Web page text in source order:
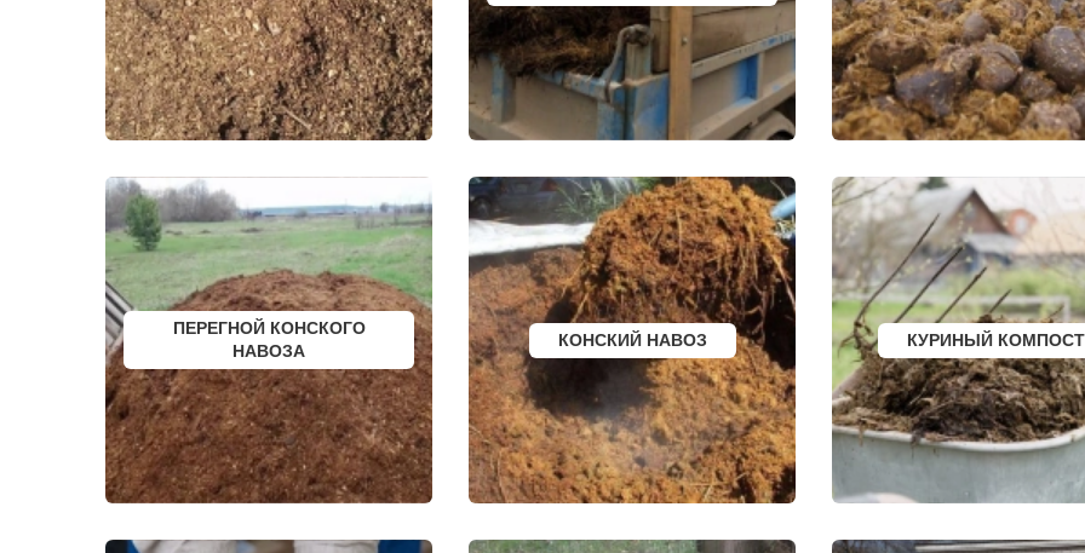
ДОМОДЕДОВО
ДОРОХОВО
ДРЕЗНА
ДРУЖБА
ДУБКИ
ДУБНА
ДУБОВАЯ РОЩА
ЖЕЛЕЗНОДОРОЖНЫЙ
ЖИЛЕВО
ЖУКОВСКИЙ
ЗАГОРЯНСКИЙ
ЗАПРУДНЯ
ЗАРАЙСК
ЗАРЕЧЬЕ
ЗВЕНИГОРОД
ЗЕЛЕНОГРАД
ЗЕЛЕНОГРАДСКИЙ
ЗНАМЯ ОКТЯБРЯ
ИВАНТЕЕВКА
ИКША
ИСТРА
КАЛИНИНЕЦ
КАШИРА
КИЕВСКИЙ
КЛИМОВСК
КЛЯЗЬМА
СОЛНЕЧНОГОРСК
СОЛНЦЕВО
СОФРИНО
СОФЬИНО
СТАРАЯ КУПАВНА
СТАРБЕЕВО
СТАРЫЙ ГОРОДОК
СТУПИНО
СХОДНЯ
СЫЧЕВО
ТАЛДОМ
ТЕКСТИЛЬЩИК
ТЕМПЫ
ТИШКОВО
ТОМИЛИНО
ТРОИЦК
ТРОИЦКОЕ
ТУГОЛЕССКИЙ БОР
ТУПИКОВО
ТУЧКОВО
УВАРОВКА
УДЕЛЬНАЯ
УЗУНОВО
УСПЕНСКОЕ
ФИРСАНОВКА
ФОСФОРИТНЫЙ
АНГАРСК
СТЕРЛИТАМАК
ГРЯЗИ
ДНО
ТЕМРЮК
ЛУГА
БАТАЙСК
РЫБИНСК
СЛАВЯНСК НА КУБАНИ
ТУЙМАЗЫ
МУРОМ
СЫЗРАНЬ
ПУШКИН
ВСЕВОЛОЖСК
АРЗАМАС
АРМАВИР
СЛАНЦЫ
ПЛАСТ
САФОНОВО
БИЙСК
ВОЛГОДОНСК
ТИХОРЕЦК
КИНГИСЕПП
ТИМАШЕВСК
ГАТЧИНА
ГУЛЬКЕВИЧИ
БАЛАШОВ
ВЫШНИЙ ВОЛОЧЕК
БЕЛОЯРСКИЙ
ГУСЬ
ИЗБЕРБАШ
НАЗРАНЬ
АБИНСК
ИСКИТИМ
СЫСЕРТЬ
КЫЗЫЛ
МИХАЙЛОВКА
АКСАЙ
ПЕРЕСЛАВЛЬ
ЖУКОВ
КУРЧАТОВ
УГЛИЧ
ШЕБЕКИНО
БЕЛОВО
СОКОЛ
ОЗЕРСК
ОКТЯБРЬСК
КИМРЫ
КОТЛАС
ШАДРИНСК
МИЧУРИНСК
ПЕРЕГНОЙ КОНСКОГО
НАВОЗА
КОНСКИЙ НАВОЗ КУРИНЫЙ КОМПОСТ